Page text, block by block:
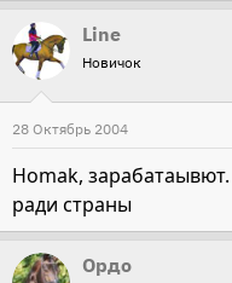
Line
Новичок
28 Октябрь 2004
Homak,
ради страны
Ордо